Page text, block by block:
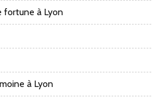
fortune à Lyon
à Lyon